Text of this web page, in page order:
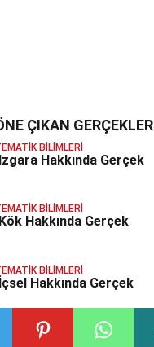
ÇIKAN GERÇEKLER
BILIMLERI
Hakkında Gerçek
BILIMLERI
Hakkında Gerçek
BILIMLERI
Hakkında Gerçek
BILIMLERI